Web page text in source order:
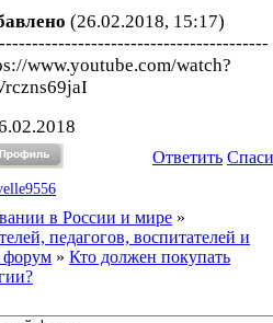
(26.02.2018, 15:17)
www.youtube.com/watch?
Ответить
в России и мире »
педагогов, воспитателей и
форум » Кто должен покупать